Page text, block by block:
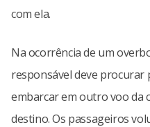
com ela.
Na ocorrência de um
responsável deve
embarcar em outro voo da
destino. Os passageiros